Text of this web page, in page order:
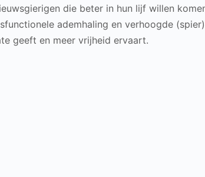
die beter in hun lijf willen
ademhaling en verhoogde
geeft en meer vrijheid ervaart.